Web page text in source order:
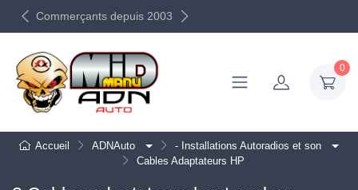
Commerçants depuis 2003
0
Accueil ADNAuto
- Installations Autoradios et son
Cables Adaptateurs HP